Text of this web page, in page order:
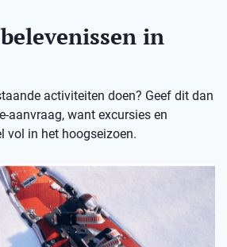
in
activiteiten doen? Geef dit dan
aanvraag, want excursies en
vol in het hoogseizoen.